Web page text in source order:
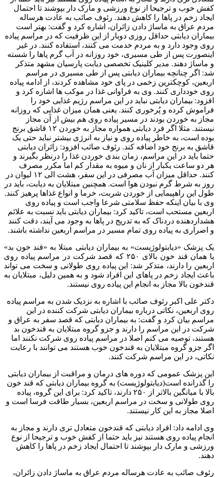
کفش خوب و ترجیحا از نوع ورزشی و مارک دار بپوشند تا احتمال
ایجاد زخم در پاها را کاهش دهند. رئوف صائب به عادت هرساله
مردم عراق به ماساژ دادن زائران، اشاره کرد و گفت: بهتر است
بیماران دیابتی حداقل روزی دوبار از این ظرفیت که در مراسم پیاده
روی وجود دارد و به مردم خدمت می کنند، استفاده کنند. در غیر
اینصورت پس از طی مسیری، خود روزانه در آب گرم پاها را شسته
و ماساژ دهند. مدیر کلینیک تخصصی دیابت پارسیان مشهد متذکر
شد: اگر چنانچه بیماران دیابتی پس از طی مسیری در مراسم
اربعین، کوچکترین زخمی در پای خود مشاهده کردند، از ادامه پیاده
روی خودداری کنند. وی به فراوانی غذا در موکب ها اشاره کرد و
افزود: بیماران دیابتی نباید در این مراسم رژیم غذایی خود را
فراموش کرده و پُرخوری کنند. یعنی همان میزان غذایی که روزانه
مجاز به خوردن بودند در مسیر پیاده روی هم بیش از آن مجاز
نیستند. مثلا اگر فرد دیابتی همواره مجاز به خوردن ۱۲ قاشق برنج
بوده است، به خاطر پیاده روی و نیاز به انرژی بیشتر نباید حتی یک
قاشق به برنج خود اضافه کند. رئوف صائب افزود: زائران دیابتی
حتما باید در این مراسم، زمان بندی خوردن غذا را درنظر بگیرند و
هر دو ساعت یکبار از نان و میوه به مقدار کم اما مکرر مصرف
کنند. حداقل میزان آب مصرفی در این سفر، هشت الی ۱۲ لیوان در
روز به شرط گرم نبودن هوا است. همچنین مبتلایان به دیابت، باید در
طول این راهپیمایی از خوردن شربت، خرما و انواع غذاها پرهیز کنند.
وی با بیان اینکه حفظ سلامتی شرعا واجب است و پیاده روی
اربعین مستحب است، تاکید کرد: بیماران دیابتی باید نسبت به علائم
هشداردهنده دردناک که به تدریج در پاها به وجود می آیند، دقت کنند
و اصراری به پیاده روی تمام مسیر در مراسم اربعین نداشته باشند.
یک پزشک «دیابتولوژیست» به بیماران دیابتی مبتلا به «قند خون بد»
یا همان قند خون بالای ۲۵۰ که قصد شرکت در مراسم پیاده روی
اربعین را دارند، متذکر شد: این پیاده روی طولانی و سخت می تواند
باعث ایجاد زخم در پاهای این افراد شود و به همین دلیل، مبتلایان به
قندخون بالا مجاز به انجام این پیاده روی نیستند.
دکتر علی اکبر رئوف صائب با اشاره به نزدیک شدن به مراسم پیاده
روی اربعین، نکاتی درباره بیماران دیابتی شرکت کننده در این
مراسم بیان کرد و گفت: به بیماران دیابتی که قصد سفر به عراق و
شرکت در این مراسم را دارند و جزو گروه مبتلایان به قندخون بد
هستند، توصیه می کنم اصلا در مراسم پیاده روی شرکت نکنند اما
اگر جزو گروه مبتلایان به قندخون خوب هستند می توانند با رعایت
نکاتی، در این مراسم شرکت کنند.
این پزشک عمومی که دوره های درمان و مراقبت از بیماران دیابتی
را گذرانده است(دیابتولوژیست) به گروه بیماران دیابتی که قند خون
بالا با میانگین بالاتر از ۲۵۰ دارند، تاکید کرد: برای این گروه، پیاده
روی طولانی و سخت در مراسم اربعین، بسیار طاقت فرسا است و
اصلا مجاز به این کار نیستند.
وی ادامه داد: افراد دیابتی که قندخون متعادل تری دارند و مجاز به
انجام پیاده روی هستند نیز باید حتما از کفش خوب و ترجیحا از نوع
ورزشی و مارک دار بپوشند تا احتمال ایجاد زخم در پاها را کاهش
دهند.
رئوف صائب به عادت هرساله مردم عراق به ماساژ دادن زائران،